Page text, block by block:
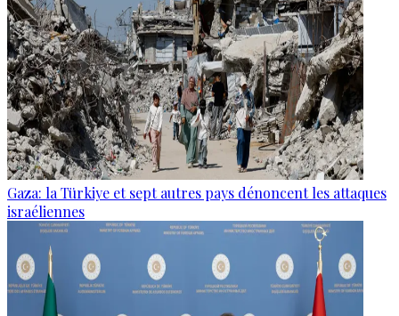
Gaza: la Türkiye et sept autres pays dénoncent les attaques
israéliennes